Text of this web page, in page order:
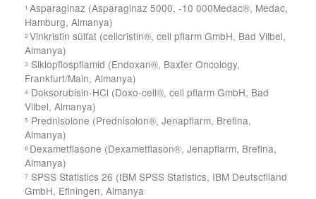
1 Asparaginaz (Asparaginaz 5000, -10 000Medac®, Medac,
Hamburg, Almanya)
2Vinkristin sülfat (cellcristin®, cell pflarm GmbH, Bad Vilbel,
Almanya)
3 Siklopflospflamid (Endoxan®, Baxter Oncology,
Frankfurt/Main, Almanya)
4 Doksorubisin-HCl (Doxo-cell®, cell pflarm GmbH, Bad
Vilbel, Almanya)
5 Prednisolone (Prednisolon®, Jenapflarm, Breflna,
Almanya)
6 Dexametflasone (Dexametflason®, Jenapflarm, Breflna,
Almanya)
7 SPSS Statistics 26 (IBM SPSS Statistics, IBM Deutscflland
GmbH, Eflningen, Almanya